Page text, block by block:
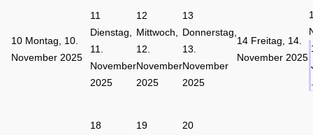
10 Montag, 10.
November 2025
11
Dienstag,
11.
November
2025
12
Mittwoch,
12.
November
2025
13
Donnerstag,
13.
November
2025
14 Freitag, 14.
November 2025
18
19
20